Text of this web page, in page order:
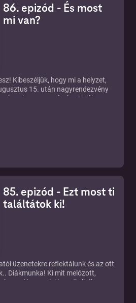
86. epizód - És most
mi van?
Kibeszéljük, hogy mi a helyzet,
15. után nagyrendezvény
e visssza a szórakoztatóipar
85. epizód - Ezt most ti
találtátok ki!
üzenetekre reflektálunk és az ott
Diákmunka! Ki mit melózott,
ezzel kapcsolatban. Balhék a